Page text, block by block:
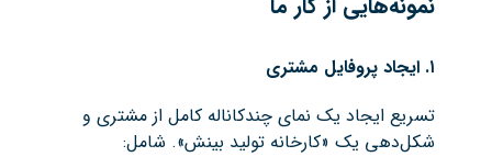
۱.ایجاد پروفایل مشتری
تسریع ایجاد یک نمای چندکاناله کامل از مشتری و
شکل‌دهی یک «کارخانه تولید بینش». شامل: